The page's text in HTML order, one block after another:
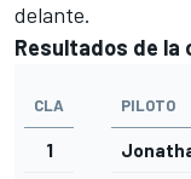
delante.
Resultados de la
CLA PILOTO
1